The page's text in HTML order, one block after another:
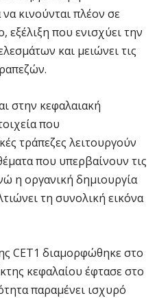
κινούνται πλέον σε
που ενισχύει την
και μειώνει τις
στην κεφαλαιακή
που
τράπεζες λειτουργούν
που υπερβαίνουν τις
η οργανική δημιουργία
τη συνολική εικόνα
CET1 διαμορφώθηκε στο
κεφαλαίου έφτασε στο
παραμένει ισχυρό